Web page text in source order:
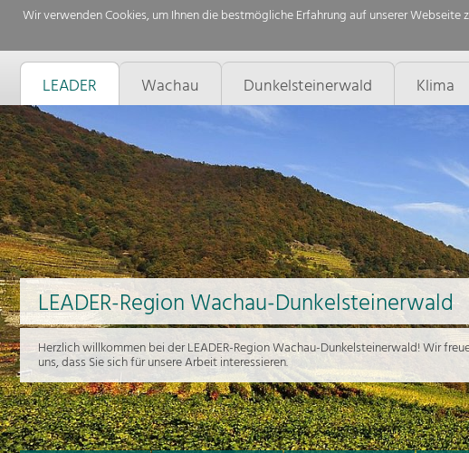
Wir verwenden Cookies, um Ihnen die bestmögliche Erfahrung auf unserer
LEADER Wachau Dunkelsteinerwald Klima
LEADER-Region Wachau-Dunkelsteinerwald
Herzlich willkommen bei der LEADER-Region Wachau-Dunkelsteinerwald! Wir
uns, dass Sie sich für unsere Arbeit interessieren.